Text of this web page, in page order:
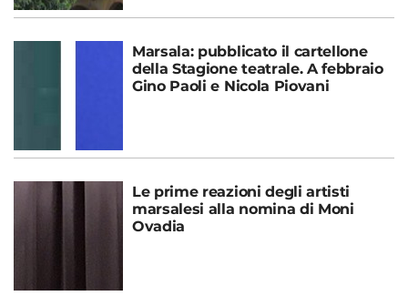
Marsala: pubblicato il cartellone
della Stagione teatrale. A febbraio
Gino Paoli e Nicola Piovani
Le prime reazioni degli artisti
marsalesi alla nomina di Moni
Ovadia